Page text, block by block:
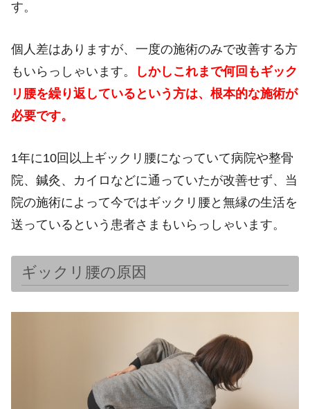
す。
個人差はありますが、一度の施術のみで改善する方
もいらっしゃいます。
しかしこれまで何回もギック
リ腰を繰り返しているという方は、根本的な施術が
必要です。
1年に10回以上ギックリ腰になっていて病院や整骨
院、鍼灸、カイロなどに通っていたが改善せず、当
院の施術によって今ではギックリ腰と無縁の生活を
送っているという患者さまもいらっしゃいます。
ギックリ腰の原因